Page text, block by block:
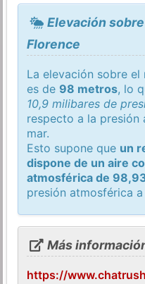
Elevación
Florence
La elevación sobre
es de98 metros, lo
10,9 milibares de
respecto a la presión
mar.
Esto supone que un
dispone de un aire
atmosférica de
presión atmosférica
Más
https://